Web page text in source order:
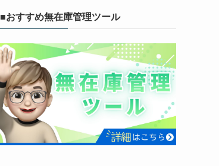
■おすすめ無在庫管理ツール